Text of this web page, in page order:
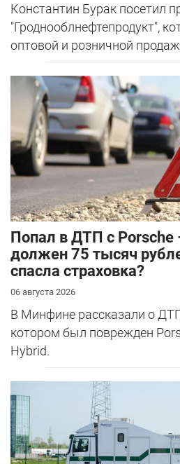
Константин Бурак посетил
"Гроднооблнефтепродукт",
оптовой и розничной
​Попал в ДТП с Porsche
должен 75 тысяч
спасла страховка?
06 августа 2026
В Минфине рассказали о
котором был поврежден
Hybrid.